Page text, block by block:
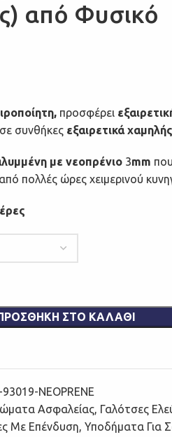
από Φυσικό
προσφέρει
συνθήκες εξαιρετικά
με νεοπρένιο3mm που
πολλές ώρες χειμερινού
ΣΤΟ ΚΑΛΆΘΙ
NEOPRENE
Ασφαλείας, Γαλότσες
Με Επένδυση, Υποδήματα Για